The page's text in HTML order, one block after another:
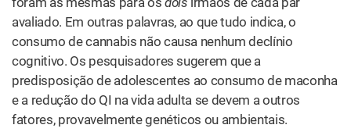
avaliado. Em outras palavras, ao que tudo indica, o
consumo de cannabis não causa nenhum declínio
cognitivo. Os pesquisadores sugerem que a
predisposição de adolescentes ao consumo de maconha
e a redução do QI na vida adulta se devem a outros
fatores, provavelmente ​​genéticos ou ambientais.